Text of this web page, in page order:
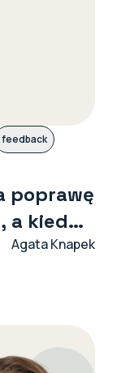
feedback
poprawę
a kiedy
Agata Knapek